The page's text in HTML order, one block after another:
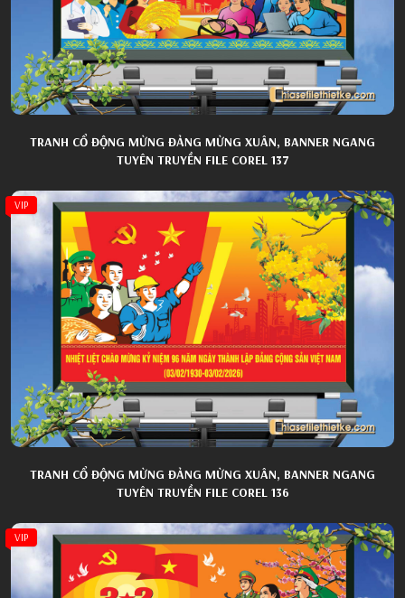
TRANH CỔ ĐỘNG MỪNG ĐẢNG MỪNG XUÂN, BANNER NGANG
TUYÊN TRUYỀN FILE COREL 137
VIP
TRANH CỔ ĐỘNG MỪNG ĐẢNG MỪNG XUÂN, BANNER NGANG
TUYÊN TRUYỀN FILE COREL 136
VIP